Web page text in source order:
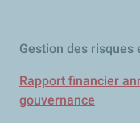
Gestion des risques
Rapport financier
gouvernance